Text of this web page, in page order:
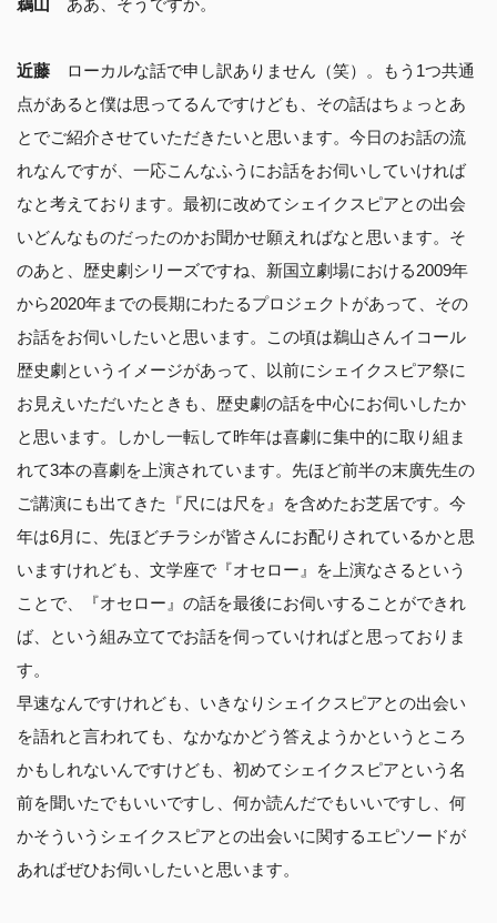
近藤 ローカルな話で申し訳ありません（笑）。もう1つ共通
点があると僕は思ってるんですけども、その話はちょっとあ
とでご紹介させていただきたいと思います。今日のお話の流
れなんですが、一応こんなふうにお話をお伺いしていければ
なと考えております。最初に改めてシェイクスピアとの出会
いどんなものだったのかお聞かせ願えればなと思います。そ
のあと、歴史劇シリーズですね、新国立劇場における2009年
から2020年までの長期にわたるプロジェクトがあって、その
お話をお伺いしたいと思います。この頃は鵜山さんイコール
歴史劇というイメージがあって、以前にシェイクスピア祭に
お見えいただいたときも、歴史劇の話を中心にお伺いしたか
と思います。しかし一転して昨年は喜劇に集中的に取り組ま
れて3本の喜劇を上演されています。先ほど前半の末廣先生の
ご講演にも出てきた『尺には尺を』を含めたお芝居です。今
年は6月に、先ほどチラシが皆さんにお配りされているかと思
いますけれども、文学座で『オセロー』を上演なさるという
ことで、『オセロー』の話を最後にお伺いすることができれ
ば、という組み立てでお話を伺っていければと思っておりま
す。
早速なんですけれども、いきなりシェイクスピアとの出会い
を語れと言われても、なかなかどう答えようかというところ
かもしれないんですけども、初めてシェイクスピアという名
前を聞いたでもいいですし、何か読んだでもいいですし、何
かそういうシェイクスピアとの出会いに関するエピソードが
あればぜひお伺いしたいと思います。